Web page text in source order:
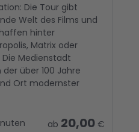
Die Tour gibt
Welt des Films und
hinter
Matrix oder
Die Medienstadt
über 100 Jahre
Ort modernster
ab 20,00€